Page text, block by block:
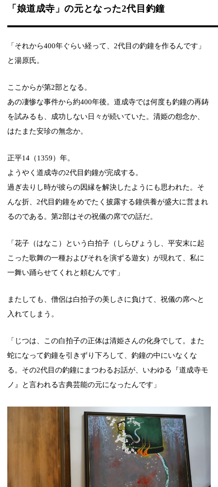
「娘道成寺」の元となった2代目釣鐘
「それから400年ぐらい経って、2代目の釣鐘を作るんです」
と湯原氏。
ここからが第2部となる。
あの凄惨な事件から約400年後。道成寺では何度も釣鐘の再鋳
を試みるも、成功しない日々が続いていた。清姫の怨念か、
はたまた安珍の無念か。
正平14（1359）年。
ようやく道成寺の2代目釣鐘が完成する。
過ぎ去りし時が彼らの因縁を解決したようにも思われた。そ
んな折、2代目釣鐘をめでたく披露する鐘供養が盛大に営まれ
るのである。第2部はその祝儀の席での話だ。
「花子（はなこ）という白拍子（しらびょうし、平安末に起
こった歌舞の一種およびそれを演ずる遊女）が現れて、私に
一舞い踊らせてくれと頼むんです」
またしても、僧侶は白拍子の美しさに負けて、祝儀の席へと
入れてしまう。
「じつは、この白拍子の正体は清姫さんの化身でして。また
蛇になって釣鐘を引きずり下ろして、釣鐘の中にいなくな
る。その2代目の釣鐘にまつわるお話が、いわゆる『道成寺モ
ノ』と言われる古典芸能の元になったんです」